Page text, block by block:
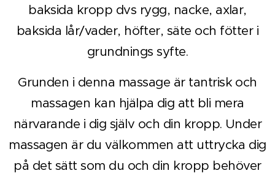
baksida kropp dvs rygg, nacke, axlar,
baksida lår/vader, höfter, säte och fötter i
grundnings syfte.
Grunden i denna massage är tantrisk och
massagen kan hjälpa dig att bli mera
närvarande i dig själv och din kropp. Under
massagen är du välkommen att uttrycka dig
på det sätt som du och din kropp behöver